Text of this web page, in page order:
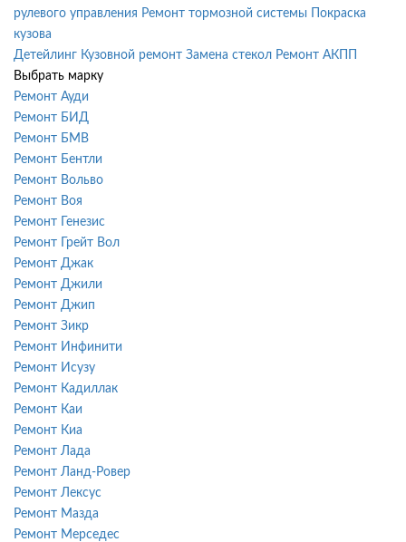
рулевого управления Ремонт тормозной системы
Покраска
кузова
Детейлинг Кузовной ремонт Замена стекол Ремонт АКПП
Выбрать марку
Ремонт Ауди
Ремонт БИД
Ремонт БМВ
Ремонт Бентли
Ремонт Вольво
Ремонт Воя
Ремонт Генезис
Ремонт Грейт Вол
Ремонт Джак
Ремонт Джили
Ремонт Джип
Ремонт Зикр
Ремонт Инфинити
Ремонт Исузу
Ремонт Кадиллак
Ремонт Каи
Ремонт Киа
Ремонт Лада
Ремонт Ланд-Ровер
Ремонт Лексус
Ремонт Мазда
Ремонт Мерседес